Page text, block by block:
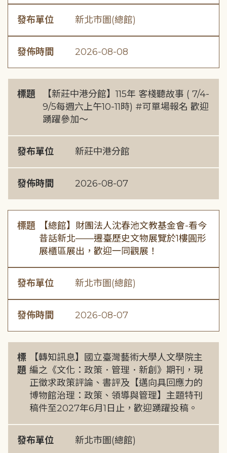
發布單位 新北市圖(總館)
發佈時間 2026-08-08
標題
【新莊中港分館】115年 客棧聽故事 ( 7/4-
9/5每週六上午10-11時) #可單場報名 歡迎
踴躍參加～
發布單位 新莊中港分館
發佈時間 2026-08-07
標題
【總館】財團法人沈春池文教基金會-看今
昔話新北——遷臺歷史文物展覽於1樓圓形
展櫃區展出，歡迎一同觀展！
發布單位 新北市圖(總館)
發佈時間 2026-08-07
標
題
【轉知訊息】國立臺灣藝術大學人文學院主
編之《文化：政策．管理．新創》期刊，現
正徵求政策評論、書評及【邁向具回應力的
博物館治理：政策、領導與管理】主題特刊
稿件至2027年6月1日止，歡迎踴躍投稿。
發布單位 新北市圖(總館)